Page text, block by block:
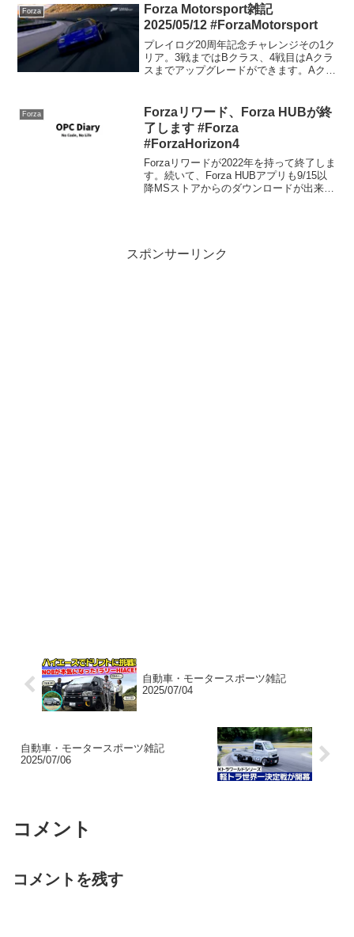
Forza
Forza Motorsport雑記
2025/05/12 #ForzaMotorsport
プレイログ20周年記念チャレンジその1ク
リア。3戦まではBクラス、4戦目はAクラ
スまでアップグレードができます。Aクラ
ーナー前にちゃんと前輪に荷重かければ
曲がりますね...
Forza
Forzaリワード、Forza HUBが終
了します #Forza
#ForzaHorizon4
Forzaリワードが2022年を持って終了しま
す。続いて、Forza HUBアプリも9/15以
降MSストアからのダウンロードが出来ま
スポンサーリンク
自動車・モータースポーツ雑記
2025/07/04
自動車・モータースポーツ雑記
2025/07/06
コメント
コメントを残す